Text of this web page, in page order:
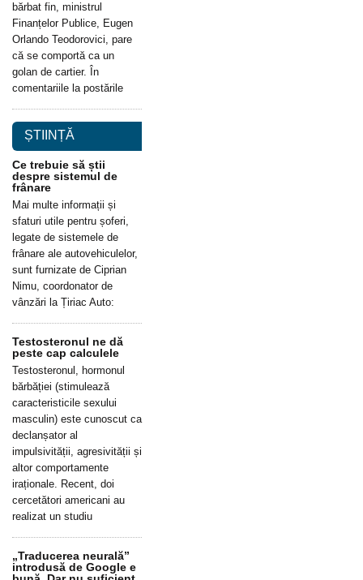
bărbat fin, ministrul
Finanțelor Publice, Eugen
Orlando Teodorovici, pare
că se comportă ca un
golan de cartier. În
comentariile la postările
ȘTIINȚĂ
Ce trebuie să știi
despre sistemul de
frânare
Mai multe informații și
sfaturi utile pentru șoferi,
legate de sistemele de
frânare ale autovehiculelor,
sunt furnizate de Ciprian
Nimu, coordonator de
vânzări la Țiriac Auto:
Testosteronul ne dă
peste cap calculele
Testosteronul, hormonul
bărbăției (stimulează
caracteristicile sexului
masculin) este cunoscut ca
declanșator al
impulsivității, agresivității și
altor comportamente
iraționale. Recent, doi
cercetători americani au
realizat un studiu
„Traducerea neurală”
introdusă de Google e